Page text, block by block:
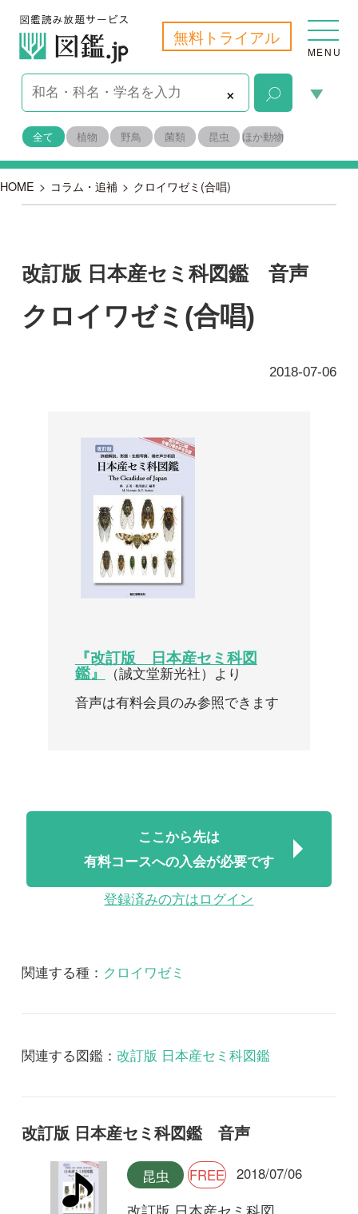
無料トライアル
MENU
×
全て 植物 野鳥 菌類 昆虫 ほか動物
クロイワゼミ(合唱)
2018-07-06
『改訂版 日本産セミ科図
（誠文堂新光社）より
音声は有料会員のみ参照できます
ここから先は
関連する種：クロイワゼミ
関連する図鑑：
昆虫 FREE
改訂版日本産セミ科図鑑 音
昆虫 2018/07/06
鑑 音声
ヤエヤマクマゼミ